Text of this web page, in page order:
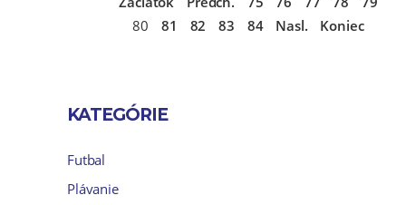
80
81 82 83 84 Nasl. Koniec
KATEGÓRIE
Futbal
Plávanie